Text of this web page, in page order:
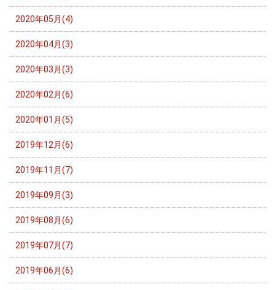
2020年05月(4)
2020年04月(3)
2020年03月(3)
2020年02月(6)
2020年01月(5)
2019年12月(6)
2019年11月(7)
2019年09月(3)
2019年08月(6)
2019年07月(7)
2019年06月(6)